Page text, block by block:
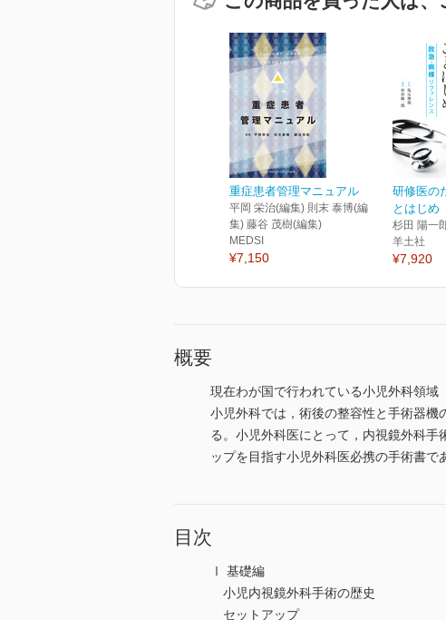
重症患者管理マニュアル
平岡 栄治(編集) 則末 泰博(編
集) 藤谷 茂樹(編集)
MEDSI
¥7,150
研修医の
とはじ
杉田 陽一
羊土社
¥7,920
概要
現在わが国で行われている小児外科領域
小児外科では，術後の整容性と手術器
る。小児外科医にとって，内視鏡外科
ップを目指す小児外科医必携の手術書で
目次
Ⅰ 基礎編
小児内視鏡外科手術の歴史
セットアップ